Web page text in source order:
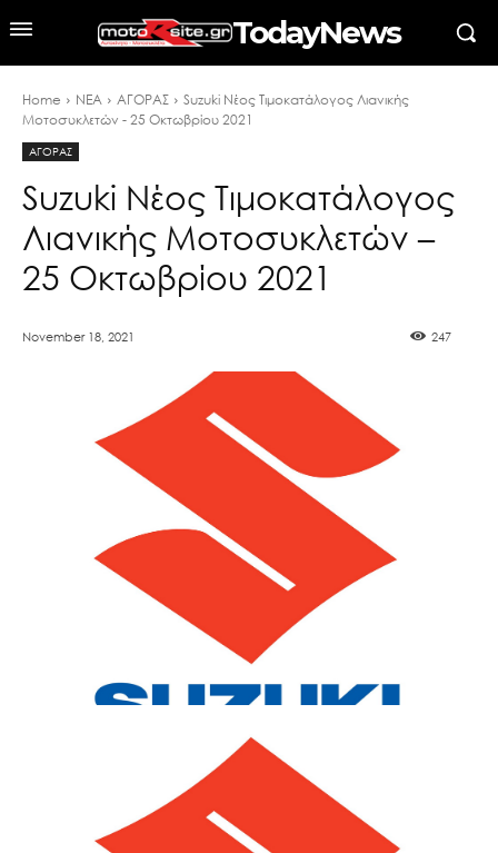
TodayNews
Home ΝΕΑ ΑΓΟΡΑΣ
Suzuki Nέος Τιμοκατάλογος Λιανικής
Μοτοσυκλετών - 25 Οκτωβρίου 2021
ΑΓΟΡΑΣ
Suzuki Nέος Τιμοκατάλογος
Λιανικής Μοτοσυκλετών –
25 Οκτωβρίου 2021
November 18, 2021 247